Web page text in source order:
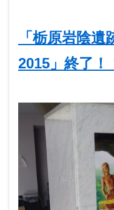
「栃原岩陰
2015」終了！